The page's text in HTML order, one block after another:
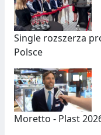
Single rozszerza
Polsce
Moretto - Plast